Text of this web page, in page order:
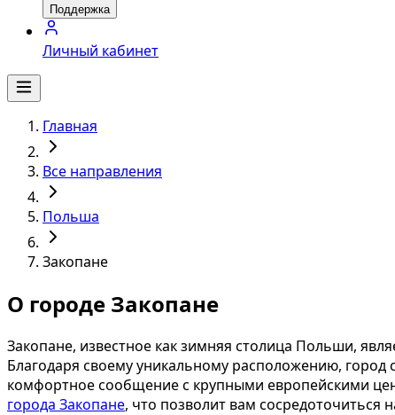
Поддержка
Личный кабинет
Главная
Все направления
Польша
Закопане
О городе Закопане
Закопане, известное как зимняя столица Польши,
Благодаря своему уникальному расположению, город
комфортное сообщение с крупными европейскими
города Закопане, что позволит вам сосредоточиться